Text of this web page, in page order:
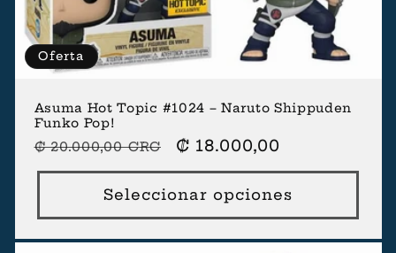
Oferta
Asuma Hot Topic #1024 – Naruto Shippuden
Funko Pop!
Precio
habitual
₡ 20.000,00 CRC
Precio
de
oferta
₡ 18.000,00
Seleccionar opciones